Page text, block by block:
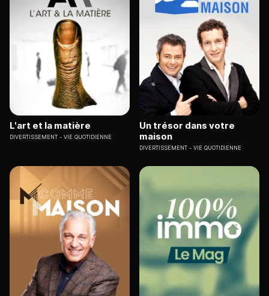
L'art et la matière
DIVERTISSEMENT VIE QUOTIDIENNE
Un trésor dans votre
maison
DIVERTISSEMENT VIE QUOTIDIENNE